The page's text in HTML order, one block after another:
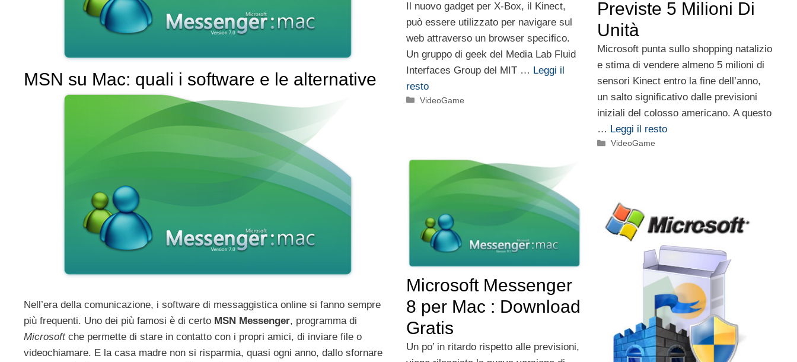
MSN su Mac: quali i software e le alternative
Nell’era della comunicazione, i software di messaggistica online si fanno sempre
più frequenti. Uno dei più famosi è di certo MSN Messenger, programma di
Microsoftche permette di stare in contatto con i propri amici, di inviare file o
videochiamare. E la casa madre non si risparmia, quasi ogni anno, dallo sfornare
Il nuovo gadget per X-Box, il Kinect,
può essere utilizzato per navigare sul
web attraverso un browser specifico.
Un gruppo di geek del Media Lab Fluid
Interfaces Group del MIT … Leggi il
resto
Categorie
VideoGame
Previste 5 Milioni Di
Unità
Microsoft punta sullo shopping natalizio
e stima di vendere almeno 5 milioni di
sensori Kinect entro la fine dell’anno,
un salto significativo dalle previsioni
iniziali del colosso americano. A questo
… Leggi il resto
Categorie
VideoGame
Microsoft Messenger
8 per Mac : Download
Gratis
Un po’ in ritardo rispetto alle previsioni,